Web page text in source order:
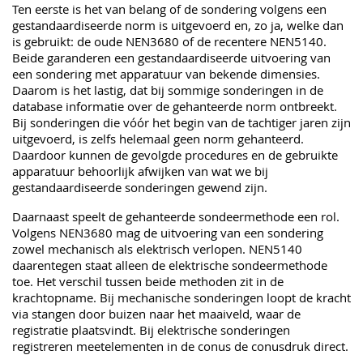
Ten eerste is het van belang of de sondering volgens een
gestandaardiseerde norm is uitgevoerd en, zo ja, welke dan
is gebruikt: de oude NEN3680 of de recentere NEN5140.
Beide garanderen een gestandaardiseerde uitvoering van
een sondering met apparatuur van bekende dimensies.
Daarom is het lastig, dat bij sommige sonderingen in de
database informatie over de gehanteerde norm ontbreekt.
Bij sonderingen die vóór het begin van de tachtiger jaren zijn
uitgevoerd, is zelfs helemaal geen norm gehanteerd.
Daardoor kunnen de gevolgde procedures en de gebruikte
apparatuur behoorlijk afwijken van wat we bij
gestandaardiseerde sonderingen gewend zijn.
Daarnaast speelt de gehanteerde sondeermethode een rol.
Volgens NEN3680 mag de uitvoering van een sondering
zowel mechanisch als elektrisch verlopen. NEN5140
daarentegen staat alleen de elektrische sondeermethode
toe. Het verschil tussen beide methoden zit in de
krachtopname. Bij mechanische sonderingen loopt de kracht
via stangen door buizen naar het maaiveld, waar de
registratie plaatsvindt. Bij elektrische sonderingen
registreren meetelementen in de conus de conusdruk direct.